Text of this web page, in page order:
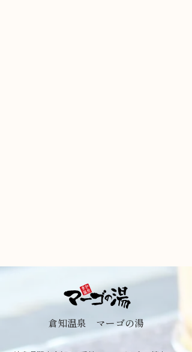
倉知温泉 マーゴの湯